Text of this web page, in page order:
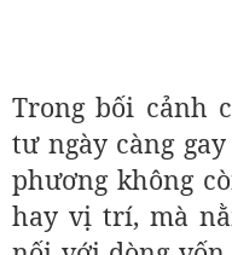
Trong bối cảnh
tư ngày càng
phương không
hay vị trí, mà